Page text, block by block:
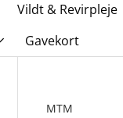
Vildt & Revirpleje
Gavekort
MTM